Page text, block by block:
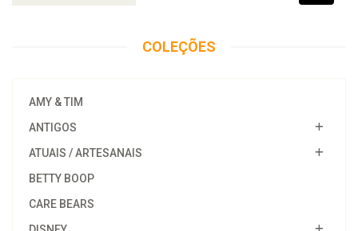
COLEÇÕES
AMY & TIM
ANTIGOS
ATUAIS / ARTESANAIS
BETTY BOOP
CARE BEARS